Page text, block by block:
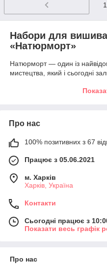
1
Набори для
«Натюрморт»
Натюрморт — один із
мистецтва, який і сьогодні
предметів побуту
протягом багатьох років.
букети квітів;
фруктові композиції;
виноград;
груші;
ягоди;
Про нас
100% позитивних з 67
Працює з 05.06.2021
м. Харків
Харків, Україна
Контакти
Сьогодні працює з
Показати весь графік
Про нас